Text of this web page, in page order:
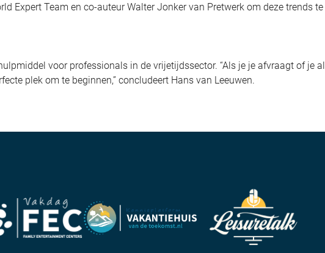
Expert Team en co-auteur Walter Jonker van Pretwerk om deze trends te
voor professionals in de vrijetijdssector. “Als je je afvraagt of je al
plek om te beginnen,” concludeert Hans van Leeuwen.